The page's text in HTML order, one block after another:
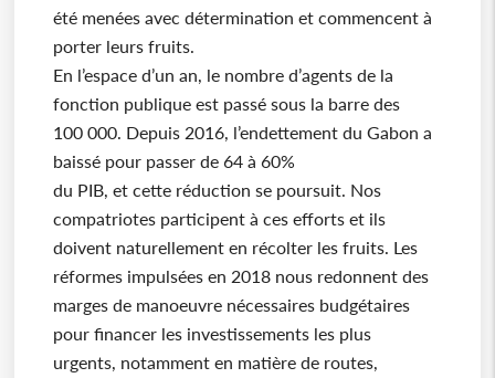
été menées avec détermination et commencent à
porter leurs fruits.
En l’espace d’un an, le nombre d’agents de la
fonction publique est passé sous la barre des
100 000. Depuis 2016, l’endettement du Gabon a
baissé pour passer de 64 à 60%
du PIB, et cette réduction se poursuit. Nos
compatriotes participent à ces efforts et ils
doivent naturellement en récolter les fruits. Les
réformes impulsées en 2018 nous redonnent des
marges de manoeuvre nécessaires budgétaires
pour financer les investissements les plus
urgents, notamment en matière de routes,